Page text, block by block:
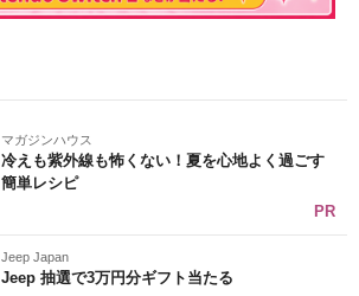
マガジンハウス
冷えも紫外線も怖くない！夏を心地よく過ごす
簡単レシピ
PR
Jeep Japan
Jeep 抽選で3万円分ギフト当たる